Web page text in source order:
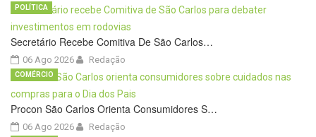
Secretário Recebe Comitiva De São Carlos…
06 Ago 2026
POLÍTICA
Redação
Procon São Carlos Orienta Consumidores S…
06 Ago 2026
COMÉRCIO
Redação